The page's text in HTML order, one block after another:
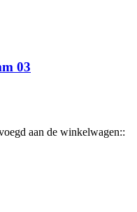
03
aan de winkelwagen::